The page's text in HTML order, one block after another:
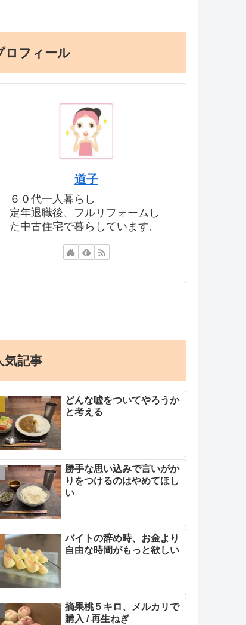
ロフィール
道子
６０代一人暮らし
定年退職後、フルリフォームし
た中古住宅で暮らしています。
気記事
どんな嘘をついてやろうか
と考える
勝手な思い込みで言いがか
りをつけるのはやめてほし
い
バイトの辞め時、お金より
自由な時間がもっと欲しい
摘果桃５キロ、メルカリで
購入 / 再生ねぎ